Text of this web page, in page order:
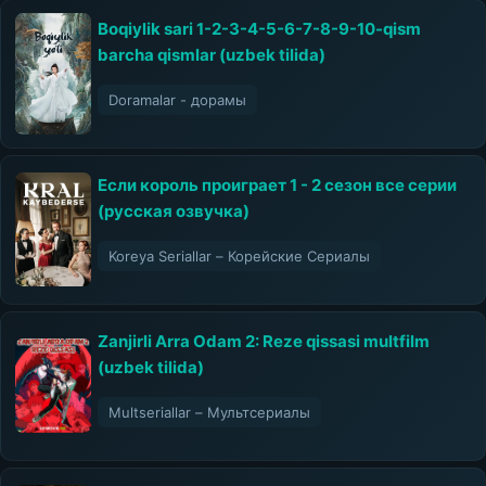
Boqiylik sari 1-2-3-4-5-6-7-8-9-10-qism
barcha qismlar (uzbek tilida)
Doramalar - дорамы
Если король проиграет 1 - 2 сезон все серии
(русская озвучка)
Koreya Seriallar – Корейские Сериалы
Zanjirli Arra Odam 2: Reze qissasi multfilm
(uzbek tilida)
Multseriallar – Мультсериалы